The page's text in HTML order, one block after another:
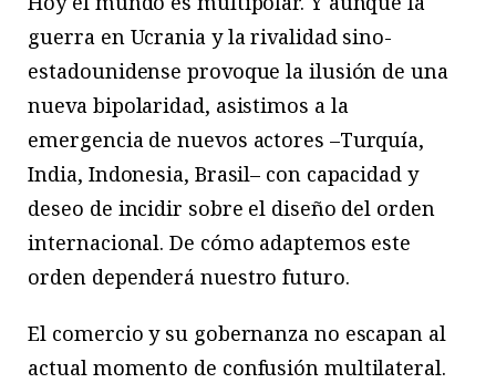
guerra en Ucrania y la rivalidad sino-
estadounidense provoque la ilusión de una
nueva bipolaridad, asistimos a la
emergencia de nuevos actores –Turquía,
India, Indonesia, Brasil– con capacidad y
deseo de incidir sobre el diseño del orden
internacional. De cómo adaptemos este
orden dependerá nuestro futuro.
El comercio y su gobernanza no escapan al
actual momento de confusión multilateral.